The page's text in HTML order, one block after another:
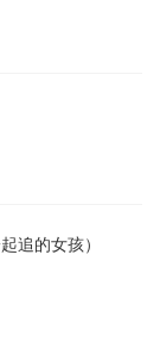
追的女孩）